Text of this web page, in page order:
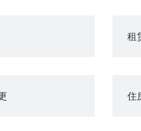
租
住